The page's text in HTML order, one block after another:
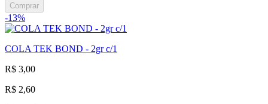
Comprar
-13%
COLA TEK BOND - 2gr c/1
R$ 3,00
R$ 2,60